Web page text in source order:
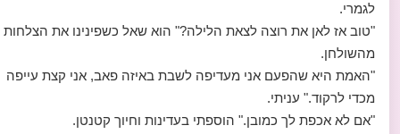
לגמרי.
"טוב אז לאן את רוצה לצאת הלילה?" הוא שאל כשפינינו את הצלחות
מהשולחן.
"האמת היא שהפעם אני מעדיפה לשבת באיזה פאב, אני קצת עייפה
מכדי לרקוד." עניתי.
"אם לא אכפת לך כמובן." הוספתי בעדינות וחיוך קטנטן.